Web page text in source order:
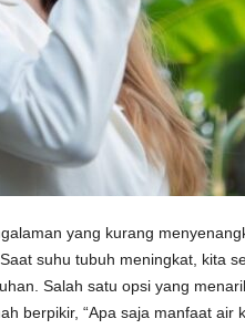
yang kurang
suhu tubuh meningkat, kita
Salah satu opsi yang
berpikir, “Apa saja manfaat air